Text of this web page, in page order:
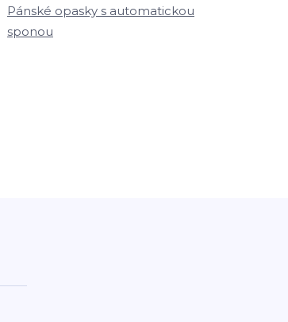
Pánské opasky s automatickou
sponou